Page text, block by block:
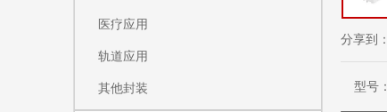
医疗应用
轨道应用
其他封装
分享到：
型号：